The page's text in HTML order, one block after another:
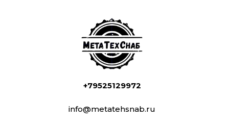
+79525129972
info@metatehsnab.ru